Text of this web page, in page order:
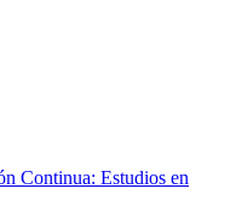
Continua: Estudios en